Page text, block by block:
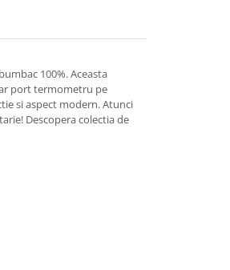
100%. Aceasta
port termometru pe
si aspect modern. Atunci
Descopera colectia de